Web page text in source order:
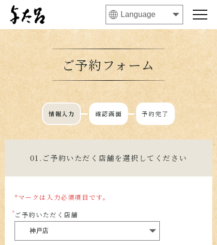
ご予約フォーム
情報入力 確認画面 予約完了
01.ご予約いただく店舗を選択してください
*マークは入力必須項目です。
ご予約いただく店舗